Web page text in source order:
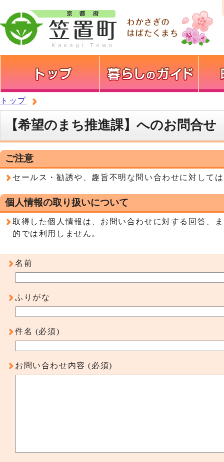
トップ
【希望のまち推進課】へのお問合せ
ご注意
セールス・勧誘や、趣旨不明な問い合わせに対して
個人情報の取り扱いについて
取得した個人情報は、お問い合わせに対する回答、
的では利用しません。
名前
ふりがな
件名 (必須)
お問い合わせ内容 (必須)